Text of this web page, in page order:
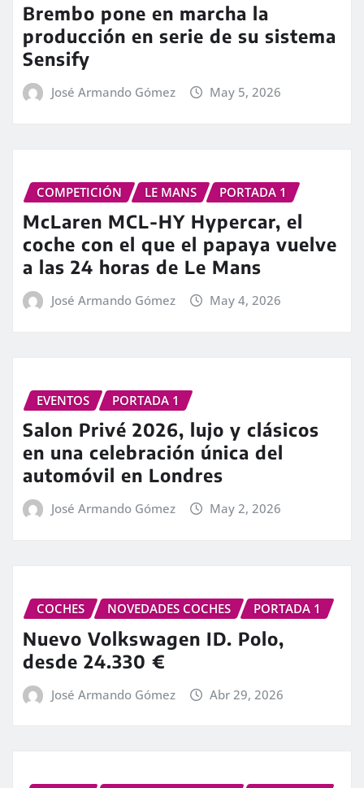
Brembo pone en marcha la
producción en serie de su sistema
Sensify
José Armando Gómez May 5, 2026
COMPETICIÓN LE MANS PORTADA 1
McLaren MCL-HY Hypercar, el
coche con el que el papaya vuelve
a las 24 horas de Le Mans
José Armando Gómez May 4, 2026
EVENTOS PORTADA 1
Salon Privé 2026, lujo y clásicos
en una celebración única del
automóvil en Londres
José Armando Gómez May 2, 2026
COCHES NOVEDADES COCHES PORTADA 1
Nuevo Volkswagen ID. Polo,
desde 24.330 €
José Armando Gómez Abr 29, 2026